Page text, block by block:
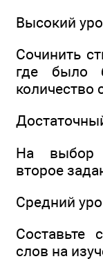
Высокий
Сочинить
где было
количество
На выбор
второе
Средний
Составьте
слов на